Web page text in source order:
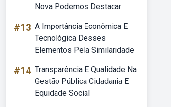
Nova Podemos Destacar
#13 A Importância Econômica E
Tecnológica Desses
Elementos Pela Similaridade
#14 Transparência E Qualidade Na
Gestão Pública Cidadania E
Equidade Social